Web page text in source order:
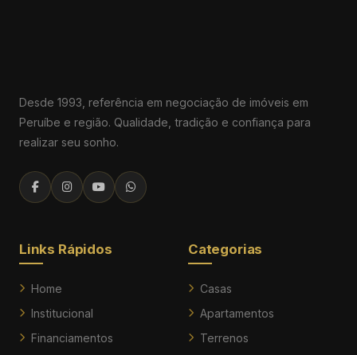
Desde 1993, referência em negociação de imóveis em
Peruíbe e região. Qualidade, tradição e confiança para
realizar seu sonho.
Links Rápidos
Home
Institucional
Financiamentos
Categorias
Casas
Apartamentos
Terrenos